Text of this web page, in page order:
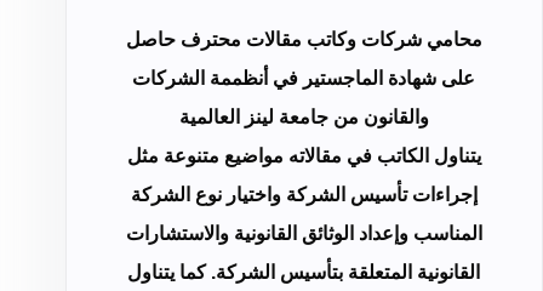
محامي شركات وكاتب مقالات محترف حاصل
على شهادة الماجستير في أنظممة الشركات
والقانون من جامعة لينز العالمية
يتناول الكاتب في مقالاته مواضيع متنوعة مثل
إجراءات تأسيس الشركة واختيار نوع الشركة
المناسب وإعداد الوثائق القانونية والاستشارات
القانونية المتعلقة بتأسيس الشركة. كما يتناول